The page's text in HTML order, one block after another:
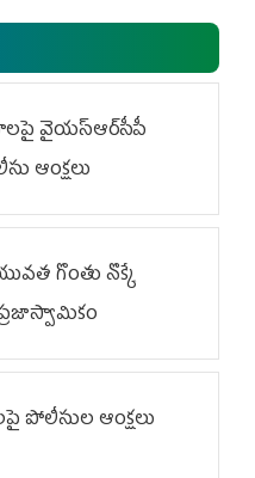
వైయ‌స్ఆర్‌సీపీ
ఆంక్షలు
గొంతు నొక్కే
పోలీసుల ఆంక్షలు